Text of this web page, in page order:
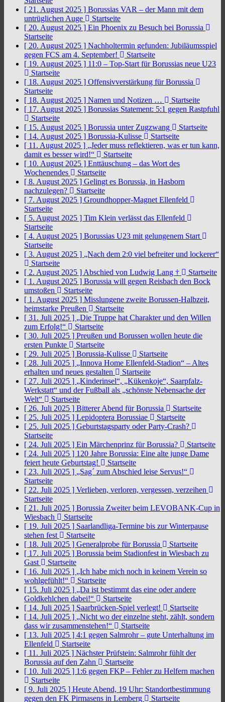
[ 21. August 2025 ] Borussias VAR – der Mann mit dem
untrüglichen Auge
Startseite
[ 20. August 2025 ] Ein Phoenix zu Besuch bei Borussia
Startseite
[ 20. August 2025 ] Nachholtermin gefunden: Jubiläumsspiel
gegen FCS am 4. September!
Startseite
[ 19. August 2025 ] 11:0 – Top-Start für Borussias neue U23
Startseite
[ 18. August 2025 ] Offensivverstärkung für Borussia
Startseite
[ 18. August 2025 ] Namen und Notizen …
Startseite
[ 17. August 2025 ] Borussias Statement: 5:1 gegen Rastpfuhl
Startseite
[ 15. August 2025 ] Borussia unter Zugzwang
Startseite
[ 14. August 2025 ] Borussia-Kulisse
Startseite
[ 11. August 2025 ] „Jeder muss reflektieren, was er tun kann,
damit es besser wird!“
Startseite
[ 10. August 2025 ] Enttäuschung – das Wort des
Wochenendes
Startseite
[ 8. August 2025 ] Gelingt es Borussia, in Hasborn
nachzulegen?
Startseite
[ 7. August 2025 ] Groundhopper-Magnet Ellenfeld
Startseite
[ 5. August 2025 ] Tim Klein verlässt das Ellenfeld
Startseite
[ 4. August 2025 ] Borussias U23 mit gelungenem Start
Startseite
[ 3. August 2025 ] „Nach dem 2:0 viel befreiter und lockerer“
Startseite
[ 2. August 2025 ] Abschied von Ludwig Lang †
Startseite
[ 1. August 2025 ] Borussia will gegen Reisbach den Bock
umstoßen
Startseite
[ 1. August 2025 ] Misslungene zweite Borussen-Halbzeit,
heimstarke Preußen
Startseite
[ 31. Juli 2025 ] „Die Truppe hat Charakter und den Willen
zum Erfolg!“
Startseite
[ 30. Juli 2025 ] Preußen und Borussen wollen heute die
ersten Punkte
Startseite
[ 29. Juli 2025 ] Borussia-Kulisse
Startseite
[ 28. Juli 2025 ] „Innova Home Ellenfeld-Stadion“ – Altes
erhalten und neues gestalten
Startseite
[ 27. Juli 2025 ] „Kinderinsel“, „Kükenkoje“, Saarpfalz-
Werkstatt“ und der Fußball als „schönste Nebensache der
Welt“
Startseite
[ 26. Juli 2025 ] Bitterer Abend für Borussia
Startseite
[ 25. Juli 2025 ] Lepidoptera Borussiae
Startseite
[ 25. Juli 2025 ] Geburtstagsparty oder Party-Crash?
Startseite
[ 24. Juli 2025 ] Ein Märchenprinz für Borussia?
Startseite
[ 24. Juli 2025 ] 120 Jahre Borussia: Eine alte junge Dame
feiert heute Geburtstag!
Startseite
[ 23. Juli 2025 ] „Sag´ zum Abschied leise Servus!“
Startseite
[ 22. Juli 2025 ] Verlieben, verloren, vergessen, verzeihen
Startseite
[ 21. Juli 2025 ] Borussia Zweiter beim LEVOBANK-Cup in
Wiesbach
Startseite
[ 19. Juli 2025 ] Saarlandliga-Termine bis zur Winterpause
stehen fest
Startseite
[ 18. Juli 2025 ] Generalprobe für Borussia
Startseite
[ 17. Juli 2025 ] Borussia beim Stadionfest in Wiesbach zu
Gast
Startseite
[ 16. Juli 2025 ] „Ich habe mich noch in keinem Verein so
wohlgefühlt!“
Startseite
[ 15. Juli 2025 ] „Da ist bestimmt das eine oder andere
Goldkehlchen dabei!“
Startseite
[ 14. Juli 2025 ] Saarbrücken-Spiel verlegt!
Startseite
[ 14. Juli 2025 ] „Nicht wo der einzelne steht, zählt, sondern
dass wir zusammenstehen!“
Startseite
[ 13. Juli 2025 ] 4:1 gegen Salmrohr – gute Unterhaltung im
Ellenfeld
Startseite
[ 11. Juli 2025 ] Nächster Prüfstein: Salmrohr fühlt der
Borussia auf den Zahn
Startseite
[ 10. Juli 2025 ] 1:6 gegen FKP – Fehler zu Helfern machen
Startseite
[ 9. Juli 2025 ] Heute Abend, 19 Uhr: Standortbestimmung
gegen den FK Pirmasens in Lemberg
Startseite